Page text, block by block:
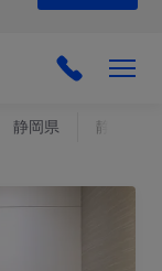
静岡県 静岡